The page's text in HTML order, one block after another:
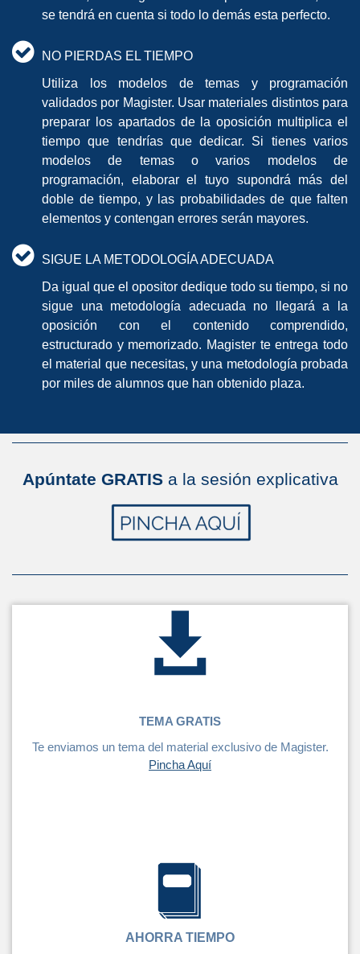
se tendrá en cuenta si todo lo demás esta perfecto.
NO PIERDAS EL TIEMPO
Utiliza los modelos de temas y programación
validados por Magister. Usar materiales distintos para
preparar los apartados de la oposición multiplica el
tiempo que tendrías que dedicar. Si tienes varios
modelos de temas o varios modelos de
programación, elaborar el tuyo supondrá más del
doble de tiempo, y las probabilidades de que falten
elementos y contengan errores serán mayores.
SIGUE LA METODOLOGÍA ADECUADA
Da igual que el opositor dedique todo su tiempo, si no
sigue una metodología adecuada no llegará a la
oposición con el contenido comprendido,
estructurado y memorizado. Magister te entrega todo
el material que necesitas, y una metodología probada
por miles de alumnos que han obtenido plaza.
Apúntate GRATISa la sesión explicativa
TEMA GRATIS
Te enviamos un tema del material exclusivo de Magister.
Pincha Aquí
AHORRA TIEMPO